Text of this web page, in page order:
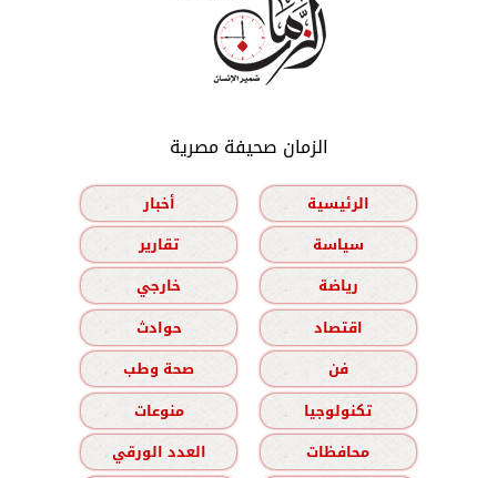
الزمان صحيفة مصرية
الرئيسية
أخبار
سياسة
تقارير
رياضة
خارجي
اقتصاد
حوادث
فن
صحة وطب
تكنولوجيا
منوعات
محافظات
العدد الورقي